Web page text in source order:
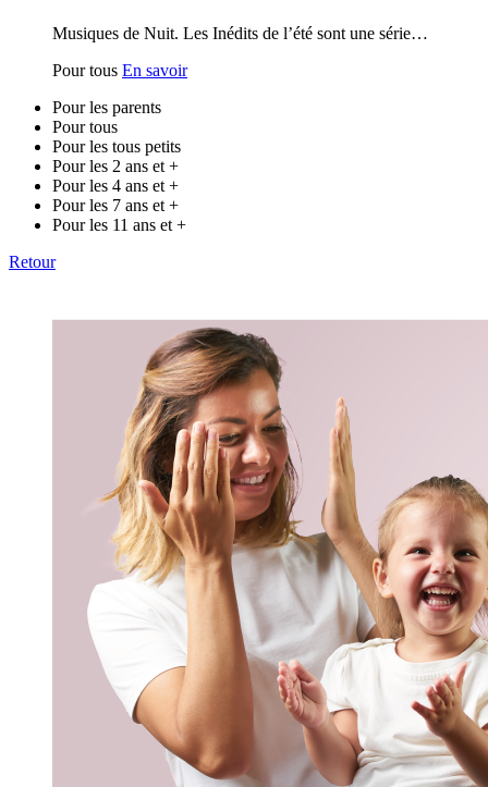
Musiques de Nuit. Les Inédits de l’été sont une série…
Pour tous En savoir
Pour les parents
Pour tous
Pour les tous petits
Pour les 2 ans et +
Pour les 4 ans et +
Pour les 7 ans et +
Pour les 11 ans et +
Retour